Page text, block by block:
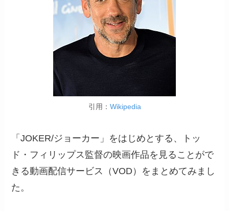
引用： Wikipedia
「JOKER/ジョーカー」をはじめとする、トッ
ド・フィリップス監督の映画作品を見ることがで
きる動画配信サービス（VOD）をまとめてみまし
た。